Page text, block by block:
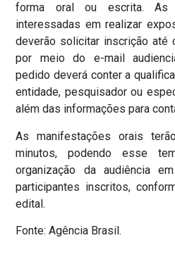
forma oral ou escrita. As
interessadas em realizar
deverão solicitar inscrição até
por meio do e-mail
pedido deverá conter a
entidade, pesquisador ou
além das informações para
As manifestações orais
minutos, podendo esse
organização da audiência
participantes inscritos,
edital.
Fonte: Agência Brasil.